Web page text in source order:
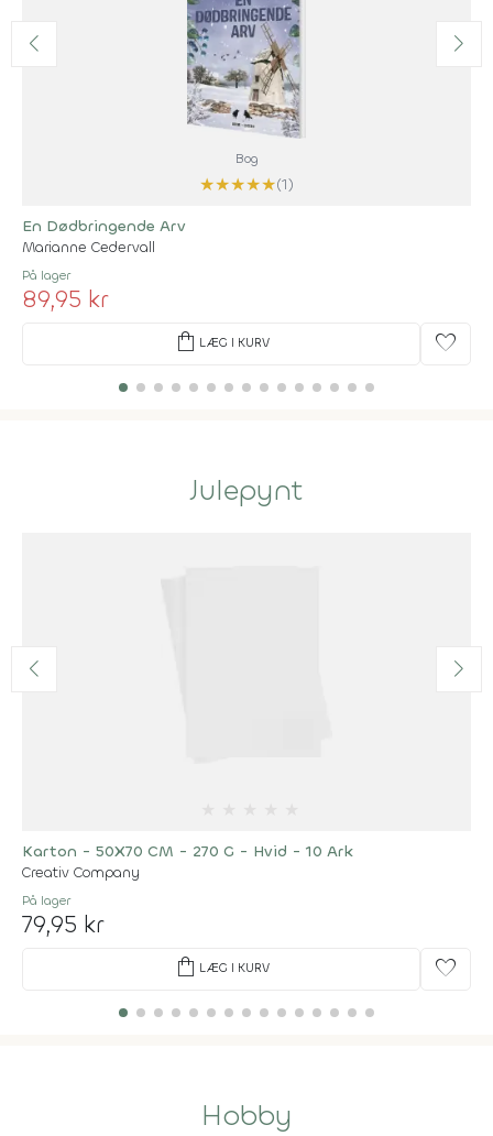
Bog
★★★★★(1)
En Dødbringende Arv
Marianne Cedervall
På lager
89,95 kr
shopping_bag LÆG I KURV favorite
Julepynt
Karton - 50X70 CM - 270 G - Hvid - 10 Ark
Creativ Company
På lager
79,95 kr
shopping_bag LÆG I KURV favorite
Hobby